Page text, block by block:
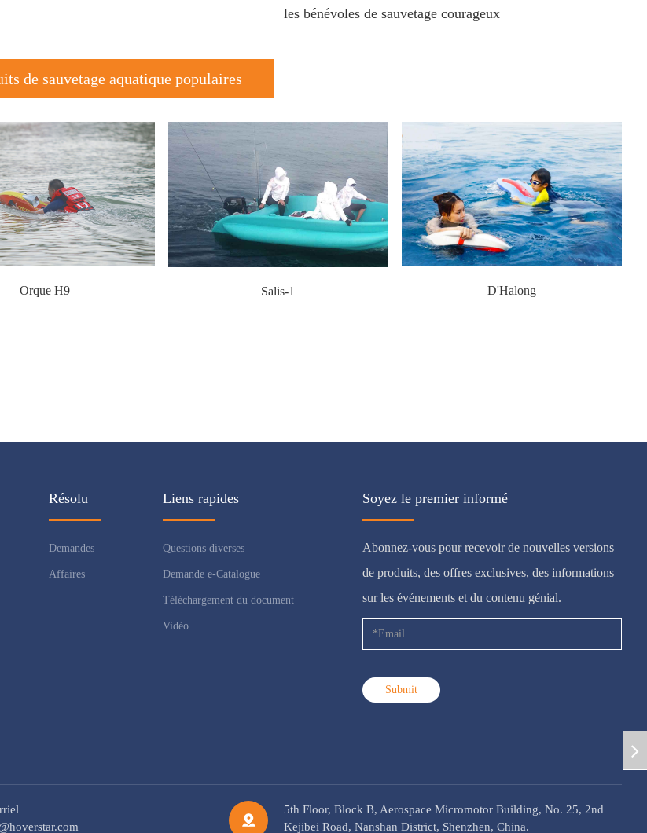
les bénévoles de sauvetage courageux
de sauvetage aquatique populaires
Orque H9 Salis-1 D'Halong
Résolu
Demandes
Affaires
Liens rapides
Questions diverses
Demande e-Catalogue
Téléchargement du document
Vidéo
Soyez le premier informé
Abonnez-vous pour recevoir de nouvelles versions
de produits, des offres exclusives, des informations
sur les événements et du contenu génial.
Submit
5th Floor, Block B, Aerospace Micromotor Building, No. 25, 2nd
Kejibei Road, Nanshan District, Shenzhen, China.